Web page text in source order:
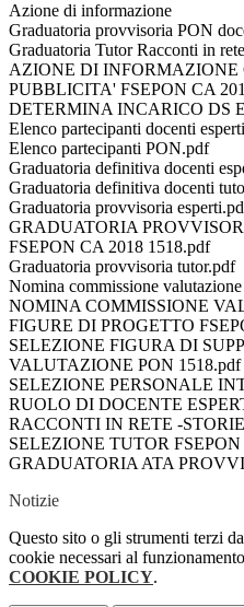
Azione di informazione
Graduatoria provvisoria PON
Graduatoria Tutor Racconti in
AZIONE DI
PUBBLICITA' FSEPON CA
DETERMINA INCARICO DS
Elenco partecipanti docenti
Elenco partecipanti PON.pdf
Graduatoria definitiva docenti
Graduatoria definitiva docenti
Graduatoria provvisoria
GRADUATORIA
FSEPON CA 2018 1518.pdf
Graduatoria provvisoria tutor.pdf
Nomina commissione
NOMINA COMMISSIONE
FIGURE DI PROGETTO
SELEZIONE FIGURA DI
VALUTAZIONE PON 1518.pdf
SELEZIONE PERSONALE
RUOLO DI DOCENTE
RACCONTI IN RETE -
SELEZIONE TUTOR
GRADUATORIA ATA
Notizie
Questo sito o gli strumenti terzi
cookie necessari al
COOKIE POLICY.